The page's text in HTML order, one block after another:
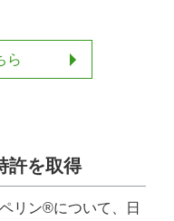
ら
許を取得
リン®について、日